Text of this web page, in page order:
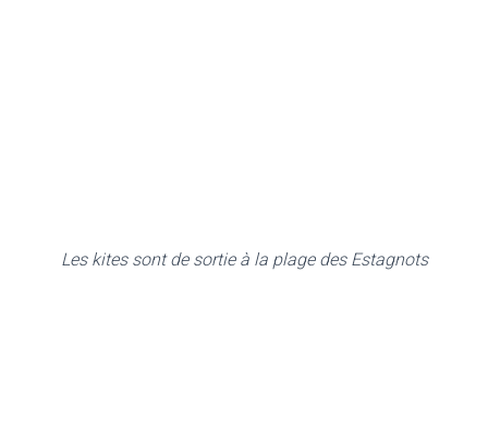
Les kites sont de sortie à la plage des Estagnots